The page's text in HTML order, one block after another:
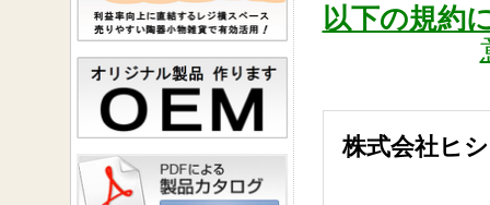
以下の規約
株式会社ヒ